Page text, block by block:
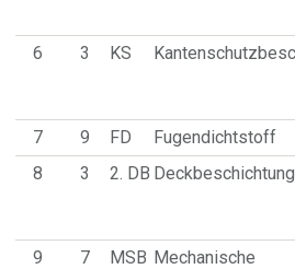
6
3 KS
7
9 FD Fugendichtstoff
8
3 2. DB Deckbeschichtung
9
7 MSB Mechanische